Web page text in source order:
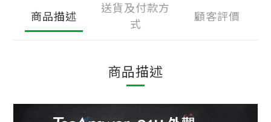
商品描述
送貨及付款方
式
顧客評價
商品描述